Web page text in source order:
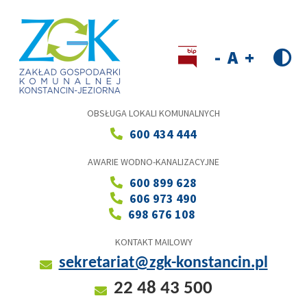
OBSŁUGA LOKALI KOMUNALNYCH
600 434 444
AWARIE WODNO-KANALIZACYJNE
600 899 628
606 973 490
698 676 108
KONTAKT MAILOWY
sekretariat@zgk-konstancin.pl
22 48 43 500
size